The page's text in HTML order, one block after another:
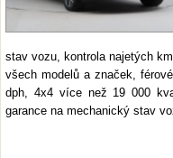
stav vozu, kontrola najetých
všech modelů a značek,
dph, 4x4 více než 19 000
garance na mechanický stav